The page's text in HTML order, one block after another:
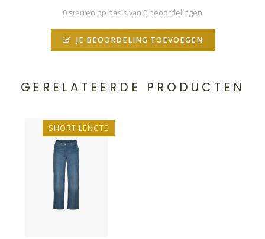
0 sterren op basis van 0 beoordelingen
JE BEOORDELING TOEVOEGEN
GERELATEERDE PRODUCTEN
SHORT LENGTE